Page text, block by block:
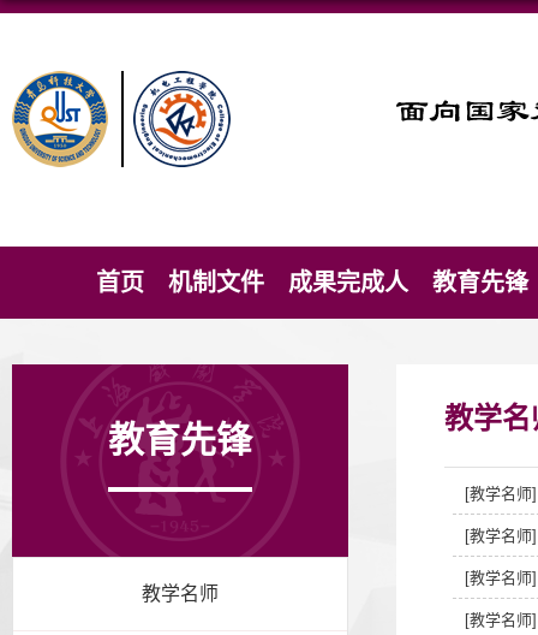
首页 机制文件 成果完成人 教育先锋
教育先锋
教学名师
教学名
[教学名师]
[教学名师]
[教学名师]
[教学名师]